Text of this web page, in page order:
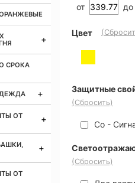
СРОКА
ОТ
ОТ
от до
Цвет
Защитные
(Сбросить)
Со -
(Сбросить)